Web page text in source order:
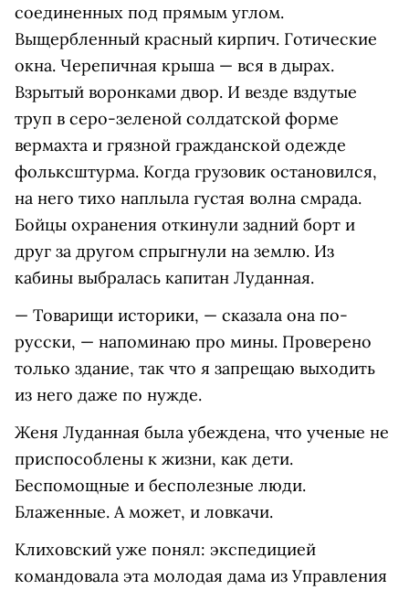
соединенных под прямым углом.
Выщербленный красный кирпич. Готические
окна. Черепичная крыша — вся в дырах.
Взрытый воронками двор. И везде вздутые
труп в серо-зеленой солдатской форме
вермахта и грязной гражданской одежде
фольксштурма. Когда грузовик остановился,
на него тихо наплыла густая волна смрада.
Бойцы охранения откинули задний борт и
друг за другом спрыгнули на землю. Из
кабины выбралась капитан Луданная.
— Товарищи историки, — сказала она по-
русски, — напоминаю про мины. Проверено
только здание, так что я запрещаю выходить
из него даже по нужде.
Женя Луданная была убеждена, что ученые не
приспособлены к жизни, как дети.
Беспомощные и бесполезные люди.
Блаженные. А может, и ловкачи.
Клиховский уже понял: экспедицией
командовала эта молодая дама из Управления